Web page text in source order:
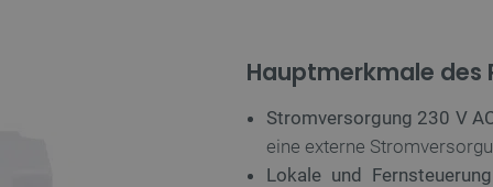
Hauptmerkmale des
Stromversorgung 230 V
eine externe
Lokale und Fernsteuerung